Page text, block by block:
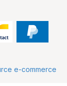
e-commerce